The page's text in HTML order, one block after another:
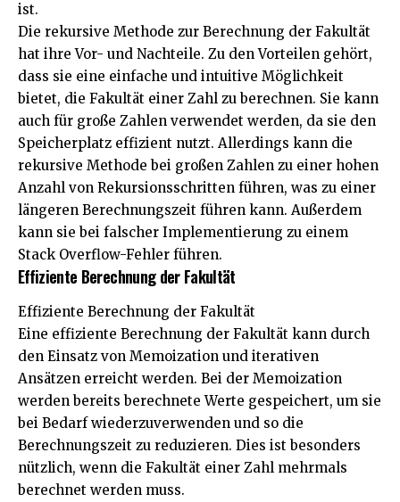
ist.
Die rekursive Methode zur Berechnung der Fakultät
hat ihre Vor- und Nachteile. Zu den Vorteilen gehört,
dass sie eine einfache und intuitive Möglichkeit
bietet, die Fakultät einer Zahl zu berechnen. Sie kann
auch für große Zahlen verwendet werden, da sie den
Speicherplatz effizient nutzt. Allerdings kann die
rekursive Methode bei großen Zahlen zu einer hohen
Anzahl von Rekursionsschritten führen, was zu einer
längeren Berechnungszeit führen kann. Außerdem
kann sie bei falscher Implementierung zu einem
Stack Overflow-Fehler führen.
Effiziente Berechnung der Fakultät
Effiziente Berechnung der Fakultät
Eine effiziente Berechnung der Fakultät kann durch
den Einsatz von Memoization und iterativen
Ansätzen erreicht werden. Bei der Memoization
werden bereits berechnete Werte gespeichert, um sie
bei Bedarf wiederzuverwenden und so die
Berechnungszeit zu reduzieren. Dies ist besonders
nützlich, wenn die Fakultät einer Zahl mehrmals
berechnet werden muss.